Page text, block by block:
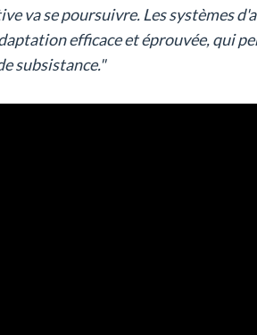
va se poursuivre. Les systèmes
efficace et éprouvée, qui
subsistance."